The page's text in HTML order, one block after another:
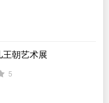
王朝艺术展
5